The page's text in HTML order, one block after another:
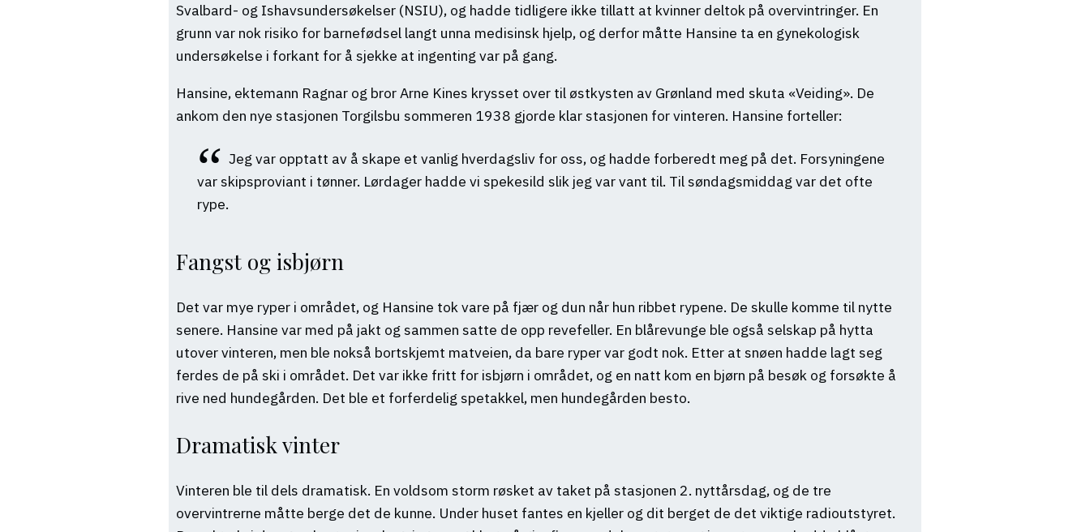
Svalbard- og Ishavsundersøkelser (NSIU), og hadde tidligere ikke tillatt at kvinner deltok på overvintringer. En
grunn var nok risiko for barnefødsel langt unna medisinsk hjelp, og derfor måtte Hansine ta en gynekologisk
undersøkelse i forkant for å sjekke at ingenting var på gang.
Hansine, ektemann Ragnar og bror Arne Kines krysset over til østkysten av Grønland med skuta «Veiding». De
ankom den nye stasjonen Torgilsbu sommeren 1938 gjorde klar stasjonen for vinteren. Hansine forteller:
Jeg var opptatt av å skape et vanlig hverdagsliv for oss, og hadde forberedt meg på det. Forsyningene
var skipsproviant i tønner. Lørdager hadde vi spekesild slik jeg var vant til. Til søndagsmiddag var det ofte
rype.
Fangst og isbjørn
Det var mye ryper i området, og Hansine tok vare på fjær og dun når hun ribbet rypene. De skulle komme til nytte
senere. Hansine var med på jakt og sammen satte de opp revefeller. En blårevunge ble også selskap på hytta
utover vinteren, men ble nokså bortskjemt matveien, da bare ryper var godt nok. Etter at snøen hadde lagt seg
ferdes de på ski i området. Det var ikke fritt for isbjørn i området, og en natt kom en bjørn på besøk og forsøkte å
rive ned hundegården. Det ble et forferdelig spetakkel, men hundegården besto.
Dramatisk vinter
Vinteren ble til dels dramatisk. En voldsom storm røsket av taket på stasjonen 2. nyttårsdag, og de tre
overvintrerne måtte berge det de kunne. Under huset fantes en kjeller og dit berget de det viktige radioutstyret.